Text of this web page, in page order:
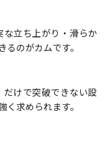
立ち上がり・滑らか
るのがカムです。
けで突破できない設
求められます。